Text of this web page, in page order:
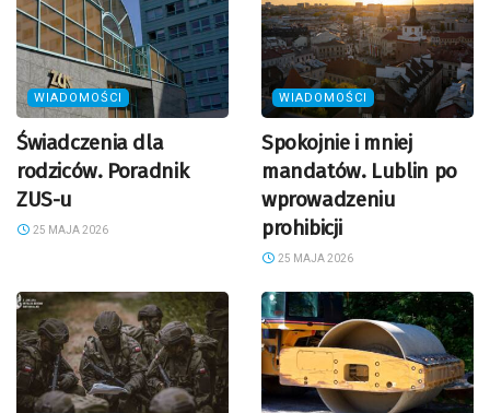
WIADOMOŚCI
Świadczenia dla
rodziców. Poradnik
ZUS-u
25 MAJA 2026
WIADOMOŚCI
Spokojnie i mniej
mandatów. Lublin po
wprowadzeniu
prohibicji
25 MAJA 2026